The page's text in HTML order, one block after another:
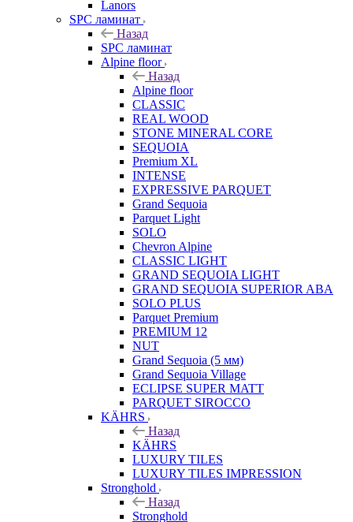
Lanors
SPC ламинат
Назад
SPC ламинат
Alpine floor
Назад
Alpine floor
CLASSIC
REAL WOOD
STONE MINERAL CORE
SEQUOIA
Premium XL
INTENSE
EXPRESSIVE PARQUET
Grand Sequoia
Parquet Light
SOLO
Chevron Alpine
CLASSIC LIGHT
GRAND SEQUOIA LIGHT
GRAND SEQUOIA SUPERIOR ABA
SOLO PLUS
Parquet Premium
PREMIUM 12
NUT
Grand Sequoia (5 мм)
Grand Sequoia Village
ECLIPSE SUPER MATT
PARQUET SIROCCO
KÄHRS
Назад
KÄHRS
LUXURY TILES
LUXURY TILES IMPRESSION
Stronghold
Назад
Stronghold